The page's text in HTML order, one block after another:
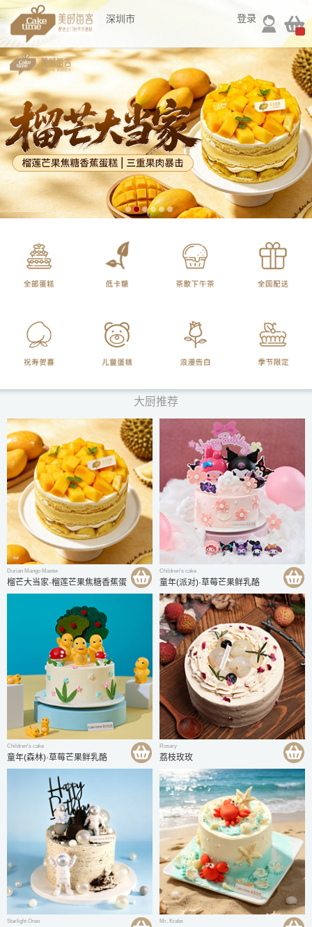
深圳市 登录
2 5 6
大厨推荐
Durian Mango Master
榴芒大当家·榴莲芒果焦糖香蕉蛋
糕
Children's cake
童年(派对)·草莓芒果鲜乳酪
Children's cake
童年(森林)·草莓芒果鲜乳酪
Rosary
荔枝玫玫
Starlight Oreo Mr. Krabs